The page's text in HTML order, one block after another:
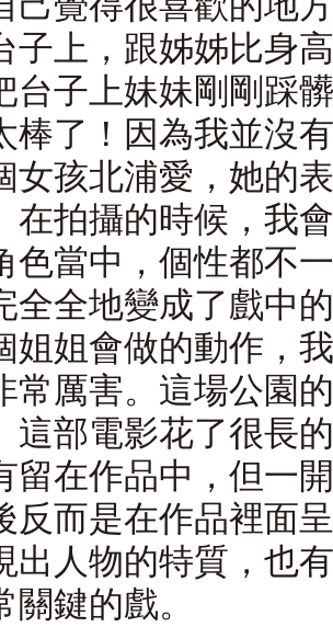
子上，跟姊姊比身
台子上妹妹剛剛踩
棒了！因為我並沒
女孩北浦愛，她的
在拍攝的時候，我
色當中，個性都不
全全地變成了戲中
姐姐會做的動作，
常厲害。這場公園
這部電影花了很長
留在作品中，但一
反而是在作品裡面
出人物的特質，也
關鍵的戲。